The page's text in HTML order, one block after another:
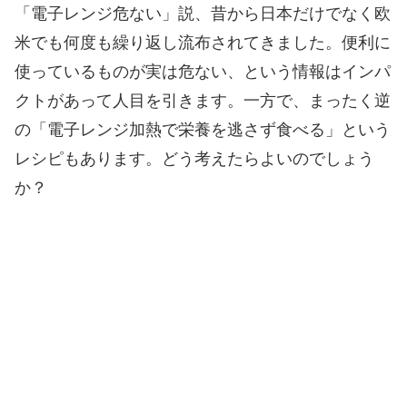
「電子レンジ危ない」説、昔から日本だけでなく欧
米でも何度も繰り返し流布されてきました。便利に
使っているものが実は危ない、という情報はインパ
クトがあって人目を引きます。一方で、まったく逆
の「電子レンジ加熱で栄養を逃さず食べる」という
レシピもあります。どう考えたらよいのでしょう
か？